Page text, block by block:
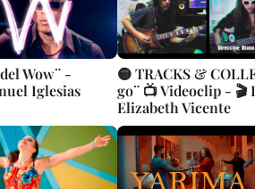
Iglesias
🟡 TRACKS &
go¨ 📺 Videoclip -
Elizabeth Vicente